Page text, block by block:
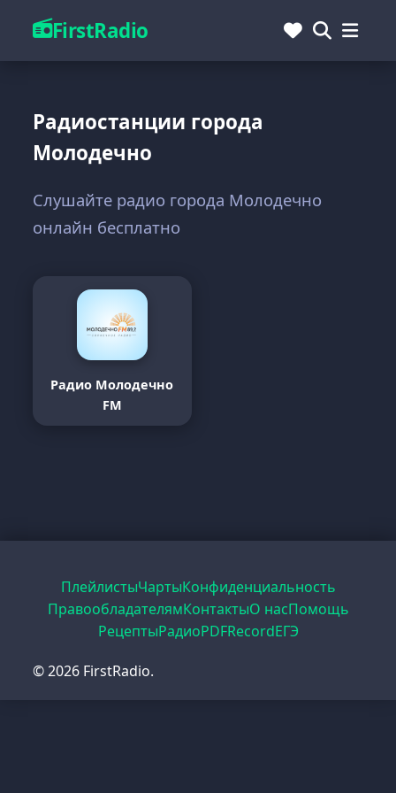
FirstRadio
Радиостанции города
Молодечно
Слушайте радио города Молодечно
онлайн бесплатно
Радио Молодечно
FM
ПлейлистыЧартыКонфиденциальность
ПравообладателямКонтактыО насПомощь
РецептыРадиоPDFRecordЕГЭ
© 2026 FirstRadio.